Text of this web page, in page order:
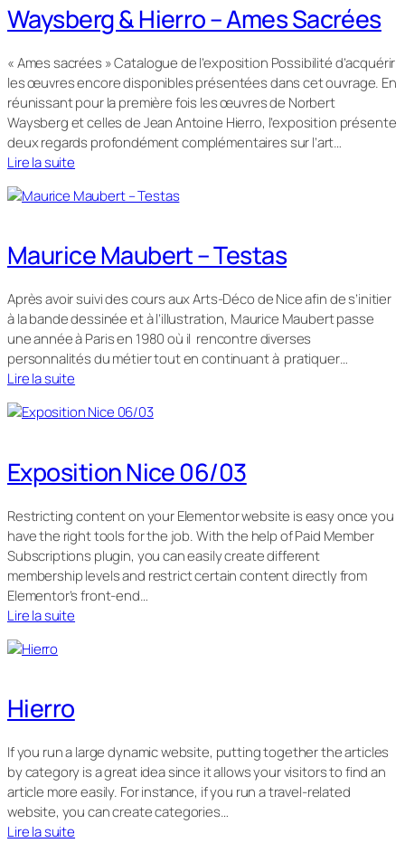
Waysberg & Hierro – Ames Sacrées
« Ames sacrées » Catalogue de l’exposition Possibilité d’acquérir
les œuvres encore disponibles présentées dans cet ouvrage. En
réunissant pour la première fois les œuvres de Norbert
Waysberg et celles de Jean Antoine Hierro, l’exposition présente
deux regards profondément complémentaires sur l’art…
Lire la suite
Maurice Maubert – Testas
Après avoir suivi des cours aux Arts-Déco de Nice afin de s’initier
à la bande dessinée et à l’illustration, Maurice Maubert passe
une année à Paris en 1980 où il rencontre diverses
personnalités du métier tout en continuant à pratiquer…
Lire la suite
Exposition Nice 06/03
Restricting content on your Elementor website is easy once you
have the right tools for the job. With the help of Paid Member
Subscriptions plugin, you can easily create different
membership levels and restrict certain content directly from
Elementor’s front-end…
Lire la suite
Hierro
If you run a large dynamic website, putting together the articles
by category is a great idea since it allows your visitors to find an
article more easily. For instance, if you run a travel-related
website, you can create categories…
Lire la suite